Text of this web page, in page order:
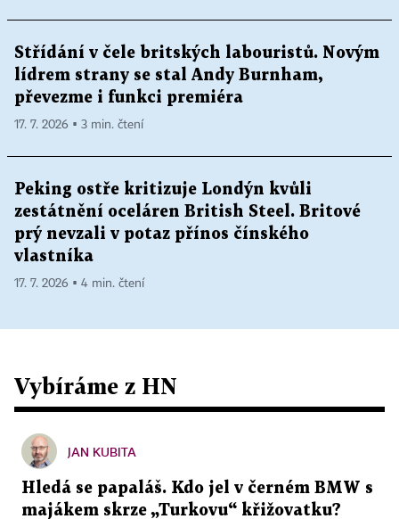
Střídání v čele britských labouristů. Novým
lídrem strany se stal Andy Burnham,
převezme i funkci premiéra
17. 7. 2026 ▪ 3 min. čtení
Peking ostře kritizuje Londýn kvůli
zestátnění oceláren British Steel. Britové
prý nevzali v potaz přínos čínského
vlastníka
17. 7. 2026 ▪ 4 min. čtení
Vybíráme z HN
JAN KUBITA
Hledá se papaláš. Kdo jel v černém BMW s
majákem skrze „Turkovu“ křižovatku?